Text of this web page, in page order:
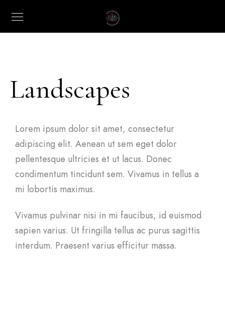
Landscapes
Lorem ipsum dolor sit amet, consectetur
adipiscing elit. Aenean ut sem eget dolor
pellentesque ultricies et ut lacus. Donec
condimentum tincidunt sem. Vivamus in tellus a
mi lobortis maximus.
Vivamus pulvinar nisi in mi faucibus, id euismod
sapien varius. Ut fringilla tellus ac purus sagittis
interdum. Praesent varius efficitur massa.